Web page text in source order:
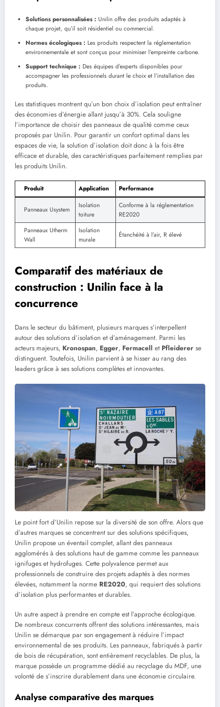
Solutions personnalisées : Unilin offre des produits adaptés à
chaque projet, qu’il soit résidentiel ou commercial.
Normes écologiques : Les produits respectent la réglementation
environnementale et sont conçus pour minimiser l’empreinte carbone.
Support technique : Des équipes d’experts disponibles pour
accompagner les professionnels durant le choix et l’installation des
produits.
Les statistiques montrent qu’un bon choix d’isolation peut entraîner
des économies d’énergie allant jusqu’à 30%. Cela souligne
l’importance de choisir des panneaux de qualité comme ceux
proposés par Unilin. Pour garantir un confort optimal dans les
espaces de vie, la solution d’isolation doit donc à la fois être
efficace et durable, des caractéristiques parfaitement remplies par
les produits Unilin.
Produit Application Performance
Panneaux Usystem
Isolation
toiture
Conforme à la réglementation
RE2020
Panneaux Utherm
Wall
Isolation
murale
Étanchéité à l’air, R élevé
Comparatif des matériaux de
construction : Unilin face à la
concurrence
Dans le secteur du bâtiment, plusieurs marques s’interpellent
autour des solutions d’isolation et d’aménagement. Parmi les
acteurs majeurs, Kronospan, Egger, Fermacell et Pfleiderer se
distinguent. Toutefois, Unilin parvient à se hisser au rang des
leaders grâce à ses solutions complètes et innovantes.
Le point fort d’Unilin repose sur la diversité de son offre. Alors que
d’autres marques se concentrent sur des solutions spécifiques,
Unilin propose un éventail complet, allant des panneaux
agglomérés à des solutions haut de gamme comme les panneaux
ignifuges et hydrofuges. Cette polyvalence permet aux
professionnels de construire des projets adaptés à des normes
élevées, notamment la norme RE2020, qui requiert des solutions
d’isolation plus performantes et durables.
Un autre aspect à prendre en compte est l’approche écologique.
De nombreux concurrents offrent des solutions intéressantes, mais
Unilin se démarque par son engagement à réduire l’impact
environnemental de ses produits. Les panneaux, fabriqués à partir
de bois de récupération, sont entièrement recyclables. De plus, la
marque possède un programme dédié au recyclage du MDF, une
volonté de s’inscrire durablement dans une économie circulaire.
Analyse comparative des marques